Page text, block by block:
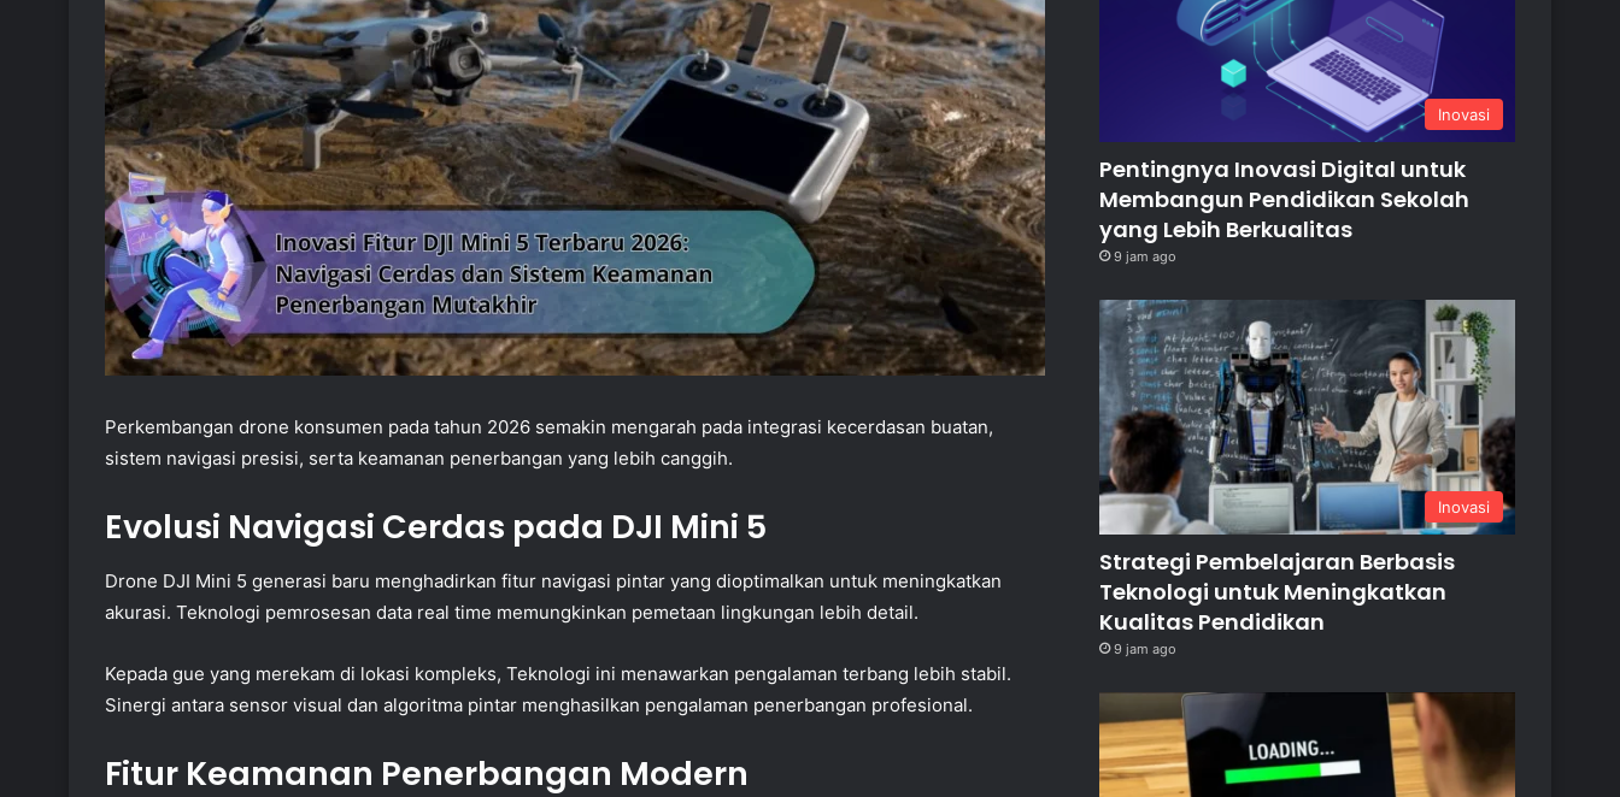
Perkembangan drone konsumen pada tahun 2026 semakin mengarah pada integrasi kecerdasan buatan,
sistem navigasi presisi, serta keamanan penerbangan yang lebih canggih.
Evolusi Navigasi Cerdas pada DJI Mini 5
Drone DJI Mini 5 generasi baru menghadirkan fitur navigasi pintar yang dioptimalkan untuk meningkatkan
akurasi. Teknologi pemrosesan data real time memungkinkan pemetaan lingkungan lebih detail.
Kepada gue yang merekam di lokasi kompleks, Teknologi ini menawarkan pengalaman terbang lebih stabil.
Sinergi antara sensor visual dan algoritma pintar menghasilkan pengalaman penerbangan profesional.
Fitur Keamanan Penerbangan Modern
Inovasi
Pentingnya Inovasi Digital untuk
Membangun Pendidikan Sekolah
yang Lebih Berkualitas
9 jam ago
Inovasi
Strategi Pembelajaran Berbasis
Teknologi untuk Meningkatkan
Kualitas Pendidikan
9 jam ago